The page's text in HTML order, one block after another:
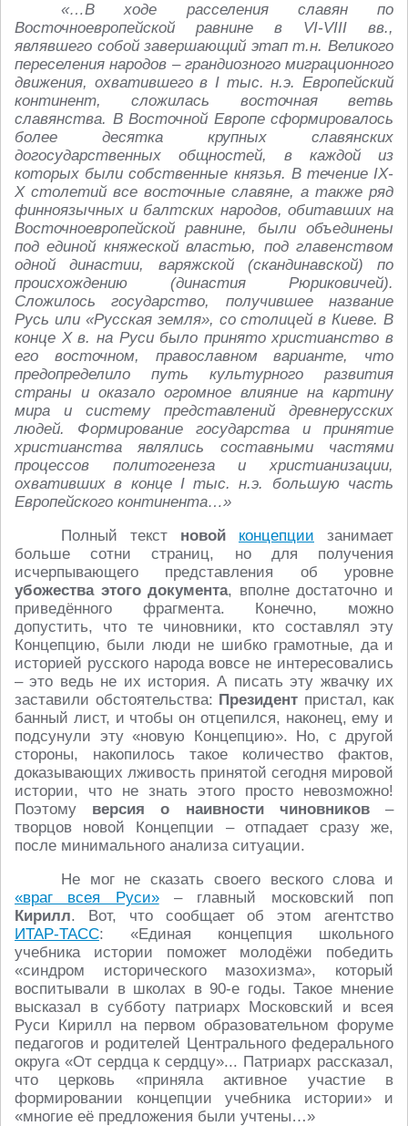
«…В ходе расселения славян по
Восточноевропейской равнине в VI-VIII вв.,
являвшего собой завершающий этап т.н. Великого
переселения народов – грандиозного миграционного
движения, охватившего в I тыс. н.э. Европейский
континент, сложилась восточная ветвь
славянства. В Восточной Европе сформировалось
более десятка крупных славянских
догосударственных общностей, в каждой из
которых были собственные князья. В течение IX-
X столетий все восточные славяне, а также ряд
финноязычных и балтских народов, обитавших на
Восточноевропейской равнине, были объединены
под единой княжеской властью, под главенством
одной династии, варяжской (скандинавской) по
происхождению (династия Рюриковичей).
Сложилось государство, получившее название
Русь или «Русская земля», со столицей в Киеве. В
конце X в. на Руси было принято христианство в
его восточном, православном варианте, что
предопределило путь культурного развития
страны и оказало огромное влияние на картину
мира и систему представлений древнерусских
людей. Формирование государства и принятие
христианства являлись составными частями
процессов политогенеза и христианизации,
охвативших в конце I тыс. н.э. большую часть
Европейского континента…»
Полный текст новой концепции занимает
больше сотни страниц, но для получения
исчерпывающего представления об уровне
убожества этого документа, вполне достаточно и
приведённого фрагмента. Конечно, можно
допустить, что те чиновники, кто составлял эту
Концепцию, были люди не шибко грамотные, да и
историей русского народа вовсе не интересовались
– это ведь не их история. А писать эту жвачку их
заставили обстоятельства: Президент пристал, как
банный лист, и чтобы он отцепился, наконец, ему и
подсунули эту «новую Концепцию». Но, с другой
стороны, накопилось такое количество фактов,
доказывающих лживость принятой сегодня мировой
истории, что не знать этого просто невозможно!
Поэтому версия о наивности чиновников–
творцов новой Концепции – отпадает сразу же,
после минимального анализа ситуации.
Не мог не сказать своего веского слова и
«враг всея Руси»– главный московский поп
Кирилл. Вот, что сообщает об этом агентство
ИТАР-ТАСС: «Единая концепция школьного
учебника истории поможет молодёжи победить
«синдром исторического мазохизма», который
воспитывали в школах в 90-е годы. Такое мнение
высказал в субботу патриарх Московский и всея
Руси Кирилл на первом образовательном форуме
педагогов и родителей Центрального федерального
округа «От сердца к сердцу»... Патриарх рассказал,
что церковь «приняла активное участие в
формировании концепции учебника истории» и
«многие её предложения были учтены…»